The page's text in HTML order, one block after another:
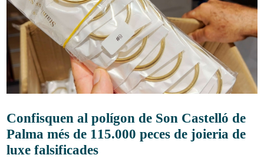
Confisquen al polígon de Son Castelló de
Palma més de 115.000 peces de joieria de
luxe falsificades